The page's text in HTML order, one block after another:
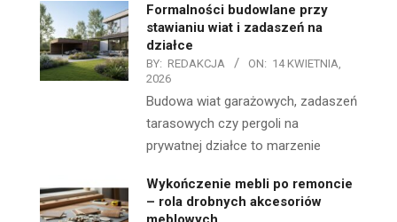
Formalności budowlane przy
stawianiu wiat i zadaszeń na
działce
BY: REDAKCJA ON: 14 KWIETNIA,
2026
Budowa wiat garażowych, zadaszeń
tarasowych czy pergoli na
prywatnej działce to marzenie
Wykończenie mebli po remoncie
– rola drobnych akcesoriów